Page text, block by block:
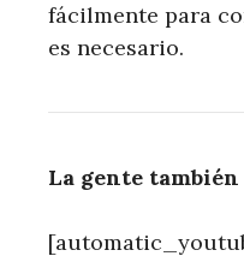
fácilmente para
es necesario.
La gente también